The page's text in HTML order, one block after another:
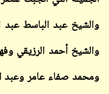
والشيخ عبد الباسط
والشيخ أحمد الرزيقي
ومحمد صفاء عامر وعبد